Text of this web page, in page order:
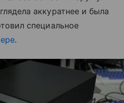
аккуратнее и была
специальное
.